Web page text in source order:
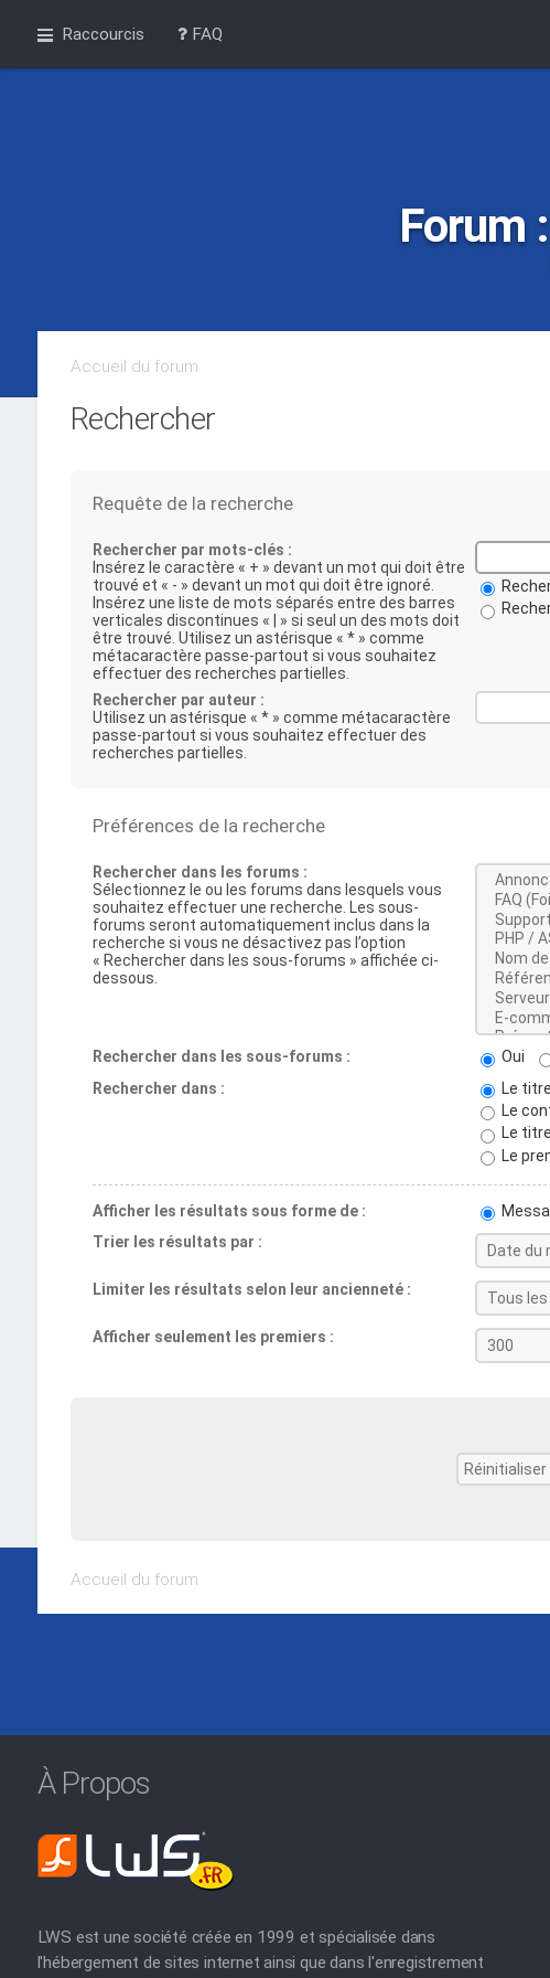
Raccourcis FAQ
Forum
Accueil du forum
Rechercher
Requête de la recherche
Rechercher par mots-clés :
Insérez le caractère « + » devant un mot qui doit être
trouvé et « - » devant un mot qui doit être ignoré.
Insérez une liste de mots séparés entre des barres
verticales discontinues « | » si seul un des mots doit
être trouvé. Utilisez un astérisque « * » comme
métacaractère passe-partout si vous souhaitez
effectuer des recherches partielles.
Rechercher par auteur :
Utilisez un astérisque « * » comme métacaractère
passe-partout si vous souhaitez effectuer des
recherches partielles.
Préférences de la recherche
Rechercher dans les forums :
Sélectionnez le ou les forums dans lesquels vous
souhaitez effectuer une recherche. Les sous-
forums seront automatiquement inclus dans la
recherche si vous ne désactivez pas l’option
« Rechercher dans les sous-forums » affichée ci-
dessous.
Rechercher dans les sous-forums : Oui
Rechercher dans :
Le
Le
Le
Le
Afficher les résultats sous forme de :
Trier les résultats par :
Limiter les résultats selon leur ancienneté :
Afficher seulement les premiers :
Accueil du forum
À Propos
LWS est une société créée en 1999 et spécialisée dans
l'hébergement de sites internet ainsi que dans l'enregistrement